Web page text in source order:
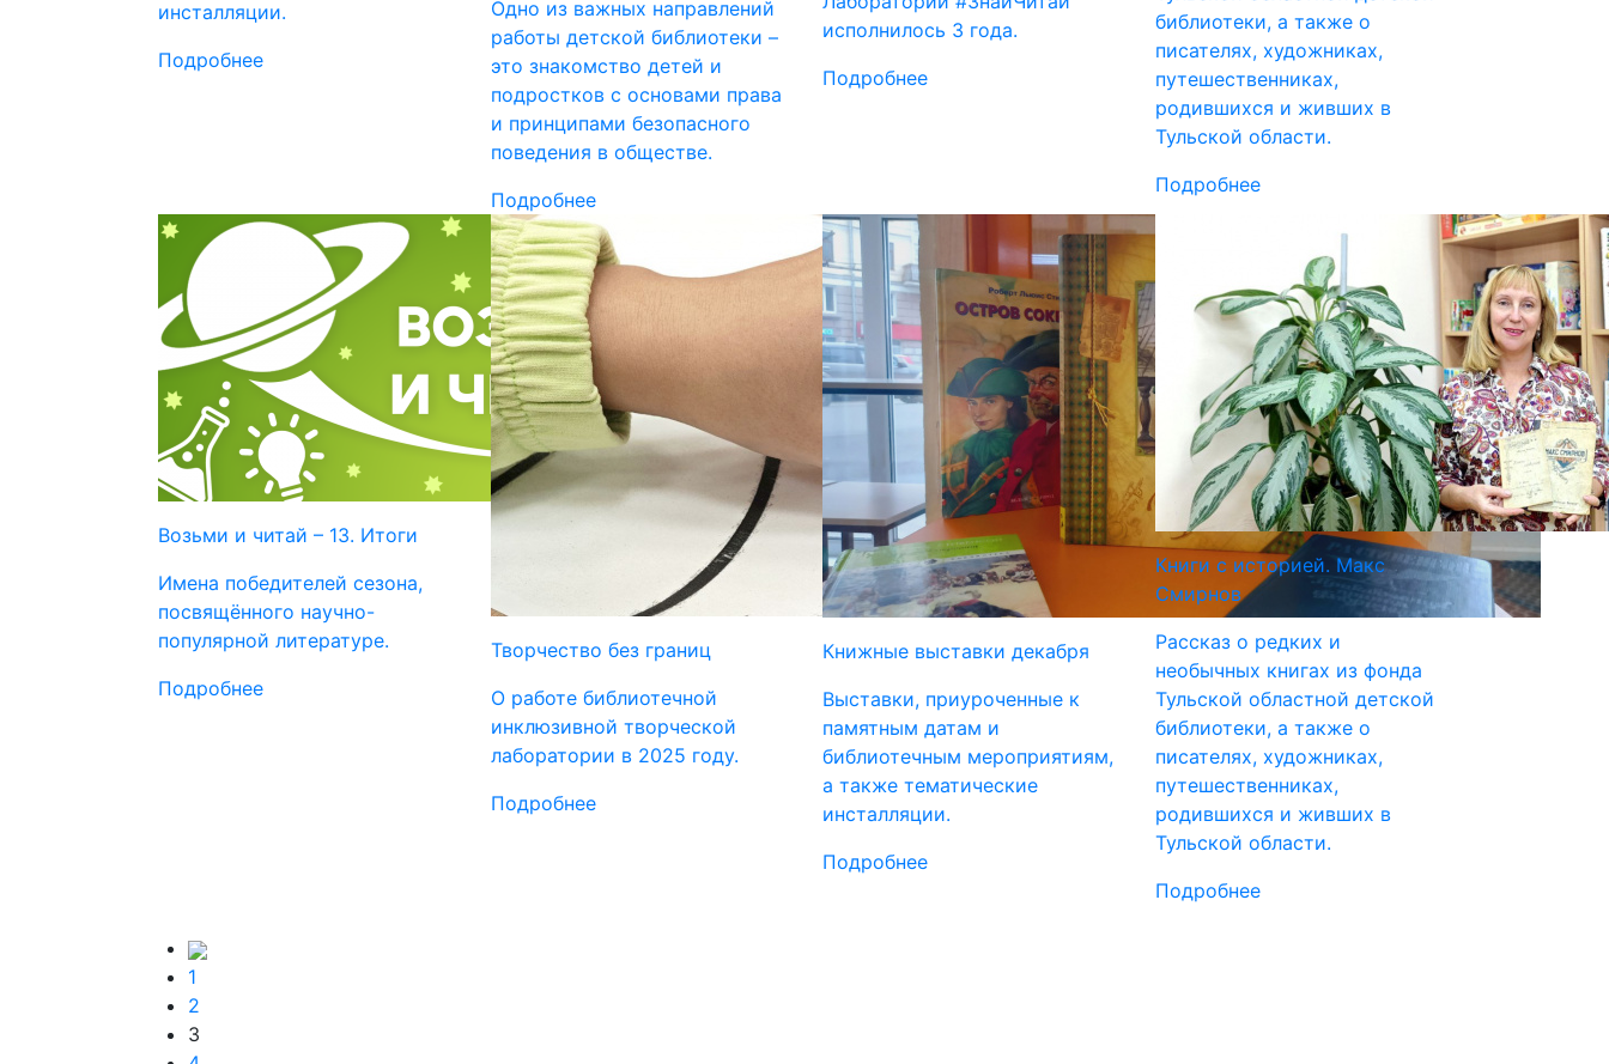
инсталляции.
Подробнее
Одно из важных направлений
работы детской библиотеки –
это знакомство детей и
подростков с основами права
и принципами безопасного
поведения в обществе.
Подробнее
исполнилось 3 года.
Подробнее
библиотеки, а также о
писателях, художниках,
путешественниках,
родившихся и живших в
Тульской области.
Подробнее
Возьми и читай – 13. Итоги
Имена победителей сезона,
посвящённого научно-
популярной литературе.
Подробнее
Творчество без границ
О работе библиотечной
инклюзивной творческой
лаборатории в 2025 году.
Подробнее
Книжные выставки декабря
Выставки, приуроченные к
памятным датам и
библиотечным мероприятиям,
а также тематические
инсталляции.
Подробнее
Книги с историей. Макс
Смирнов
Рассказ о редких и
необычных книгах из фонда
Тульской областной детской
библиотеки, а также о
писателях, художниках,
путешественниках,
родившихся и живших в
Тульской области.
Подробнее
1
2
3